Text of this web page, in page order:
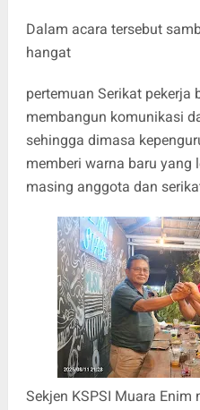
Dalam acara tersebut
hangat
pertemuan Serikat pekerja
membangun komunikasi
sehingga dimasa
memberi warna baru yang
masing anggota dan
Sekjen KSPSI Muara